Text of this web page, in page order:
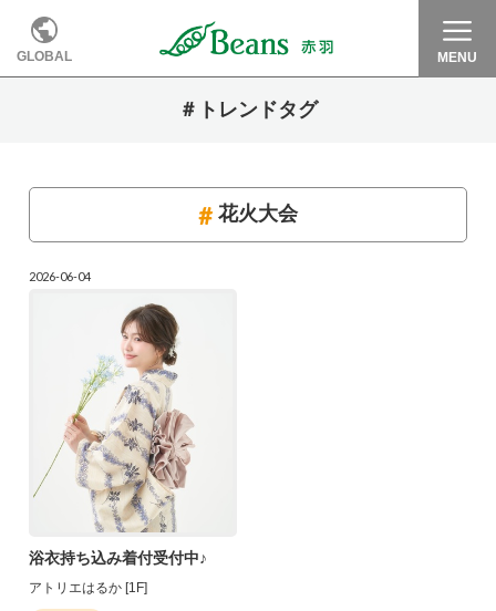
GLOBAL MENU
＃トレンドタグ
花火大会
2026-06-04
浴衣持ち込み着付受付中♪
アトリエはるか [1F]